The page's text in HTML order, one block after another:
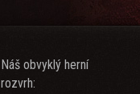
Náš obvyklý herní
rozvrh: